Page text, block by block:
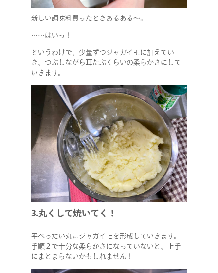
新しい調味料買ったときあるある～。
……はいっ！
というわけで、少量ずつジャガイモに加えてい
き、つぶしながら耳たぶくらいの柔らかさにして
いきます。
3.丸くして焼いてく！
平べったい丸にジャガイモを形成していきます。
手順２で十分な柔らかさになっていないと、上手
にまとまらないかもしれません！